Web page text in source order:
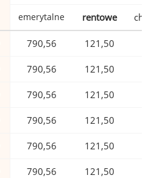
emerytalne rentowe
790,56 121,50
790,56 121,50
790,56 121,50
790,56 121,50
790,56 121,50
790,56 121,50